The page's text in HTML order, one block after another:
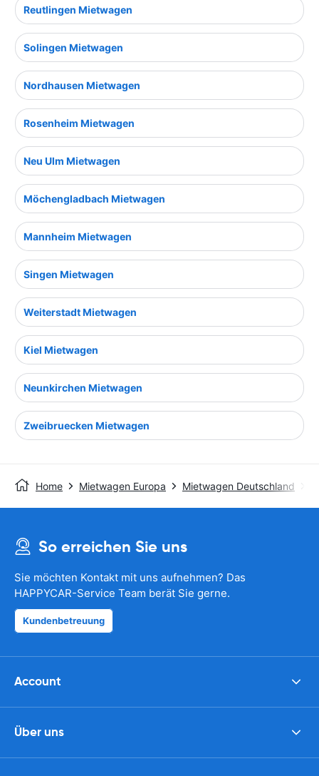
Reutlingen Mietwagen
Solingen Mietwagen
Nordhausen Mietwagen
Rosenheim Mietwagen
Neu Ulm Mietwagen
Möchengladbach Mietwagen
Mannheim Mietwagen
Singen Mietwagen
Weiterstadt Mietwagen
Kiel Mietwagen
Neunkirchen Mietwagen
Zweibruecken Mietwagen
Home Mietwagen Europa Mietwagen Deutschland
So erreichen Sie uns
Sie möchten Kontakt mit uns aufnehmen? Das
HAPPYCAR-Service Team berät Sie gerne.
Kundenbetreuung
Account
Über uns